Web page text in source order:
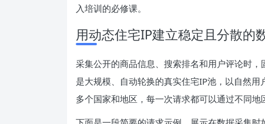
入培训的必修课。
用动态住宅IP建立稳定且分散的
采集公开的商品信息、搜索排名和用户评论时
是大规模、自动轮换的真实住宅IP池，以自然用
多个国家和地区，每一次请求都可以通过不同地